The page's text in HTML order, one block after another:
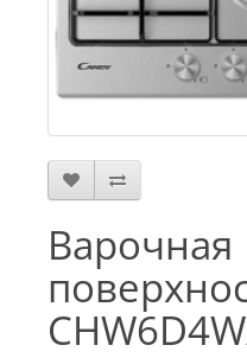
Варочная